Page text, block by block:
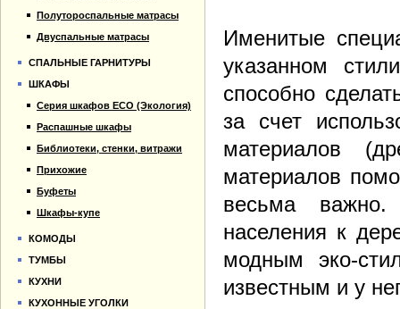
Именитые
указанном
способно
за счет
материалов
материалов
весьма важно.
населения к
модным эко-
известным и у
Полутороспальные матрасы
Двуспальные матрасы
СПАЛЬНЫЕ ГАРНИТУРЫ
ШКАФЫ
Серия шкафов ECO (Экология)
Распашные шкафы
Библиотеки, стенки, витражи
Прихожие
Буфеты
Шкафы-купе
КОМОДЫ
ТУМБЫ
КУХНИ
КУХОННЫЕ УГОЛКИ